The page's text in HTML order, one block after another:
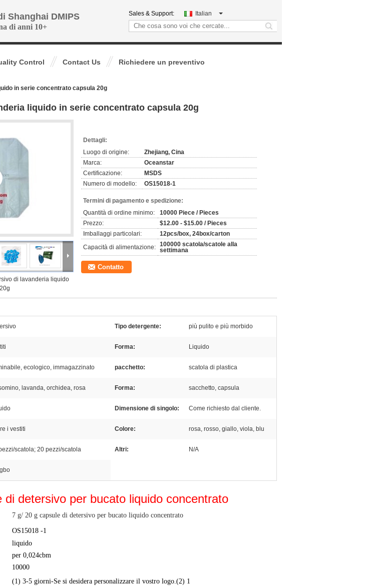
Shanghai DMIPS
di anni 10+
Sales & Support: Italian
search
Control Contact Us Richiedere un preventivo
in serie concentrato capsula 20g
liquido in serie concentrato capsula 20g
di lavanderia liquido
Dettagli:
Luogo di origine:
Zhejiang, Cina
Marca:
Oceanstar
Certificazione:
MSDS
Numero di modello:
OS15018-1
Termini di pagamento e spedizione:
Quantità di ordine minimo:
10000 Piece / Pieces
Prezzo:
$12.00 - $15.00 / Pieces
Imballaggi particolari:
12pcs/box, 24box/carton
Capacità di alimentazione: 100000 scatola/scatole alla
settimana
Contatto
Tipo detergente: più pulito e più morbido
Forma: Liquido
ecologico, immagazzinato pacchetto: scatola di plastica
lavanda, orchidea, rosa Forma: sacchetto, capsula
Dimensione di singolo: Come richiesto dal cliente.
i vestiti Colore: rosa, rosso, giallo, viola, blu
scatola; 20 pezzi/scatola Altri: N/A
di detersivo per bucato liquido concentrato
7 g/ 20 g capsule di detersivo per bucato liquido concentrato
OS15018 -1
liquido
per 0,024cbm
10000
(1) 3-5 giorni-Se si desidera personalizzare il vostro logo.(2) 1